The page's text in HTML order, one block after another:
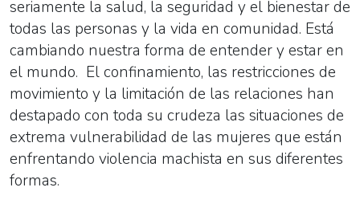
seriamente la salud, la seguridad y el bienestar de
todas las personas y la vida en comunidad. Está
cambiando nuestra forma de entender y estar en
el mundo. El confinamiento, las restricciones de
movimiento y la limitación de las relaciones han
destapado con toda su crudeza las situaciones de
extrema vulnerabilidad de las mujeres que están
enfrentando violencia machista en sus diferentes
formas.